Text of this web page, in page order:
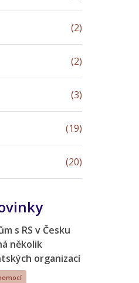
(2)
(2)
(3)
(19)
(20)
s RS v Česku
několik
organizací